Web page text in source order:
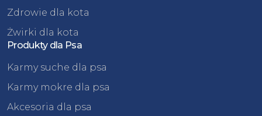
Zdrowie dla kota
Żwirki dla kota
Produkty dla Psa
Karmy suche dla psa
Karmy mokre dla psa
Akcesoria dla psa